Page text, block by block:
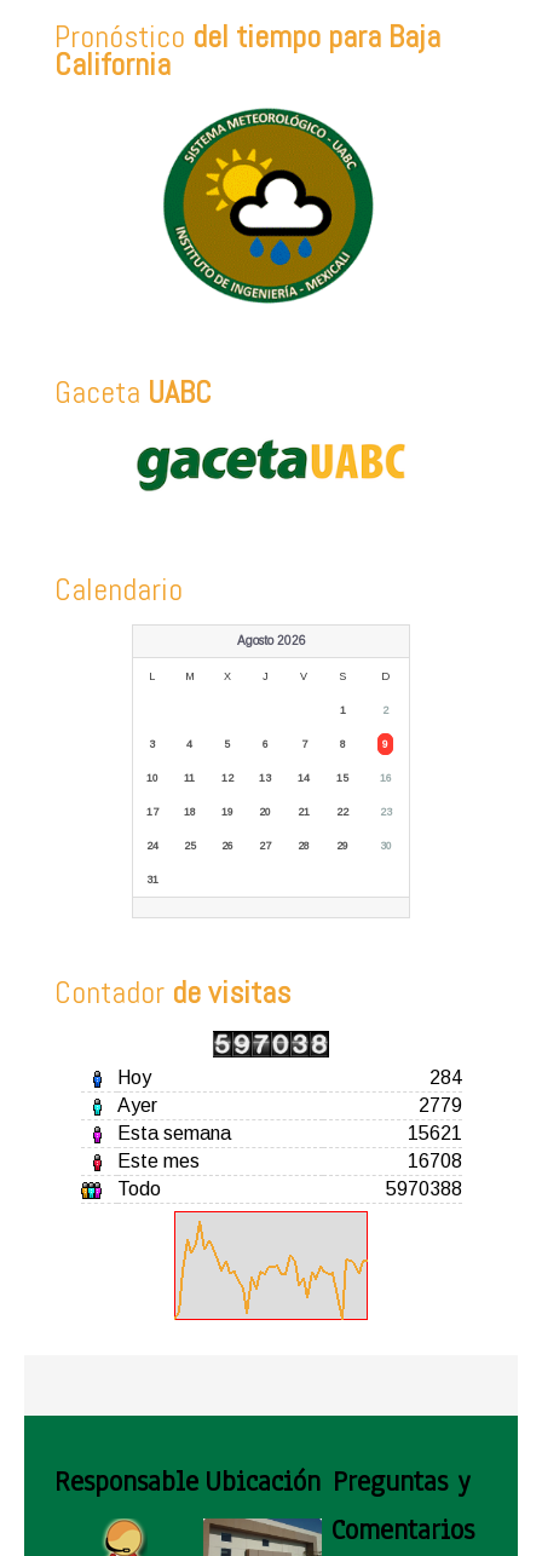
Pronóstico del tiempo para Baja
California
Gaceta UABC
Calendario
Agosto 2026
L M X J V S D
1 2
3 4 5 6 7 8 9
10 11 12 13 14 15 16
17 18 19 20 21 22 23
24 25 26 27 28 29 30
31
Contador de visitas
Hoy
284
Ayer
2779
Esta semana
15621
Este mes
16708
Todo
5970388
Responsable Ubicación Preguntas y
Comentarios